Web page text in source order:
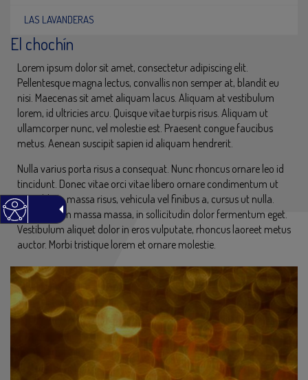
LAS LAVANDERAS
El chochín
Lorem ipsum dolor sit amet, consectetur adipiscing elit.
Pellentesque magna lectus, convallis non semper at, blandit eu
nisi. Maecenas sit amet aliquam lacus. Aliquam at vestibulum
lorem, id ultricies arcu. Quisque vitae turpis risus. Aliquam ut
ullamcorper nunc, vel molestie est. Praesent congue faucibus
metus. Aenean suscipit sapien id aliquam hendrerit.
Nulla varius porta risus a consequat. Nunc rhoncus ornare leo id
tincidunt. Donec vitae orci vitae libero ornare condimentum ut
nec nibh. In massa risus, vehicula vel finibus a, cursus ut nulla.
Nunc rutrum massa massa, in sollicitudin dolor fermentum eget.
Vestibulum aliquet dolor in eros vulputate, rhoncus laoreet metus
auctor. Morbi tristique lorem et ornare molestie.